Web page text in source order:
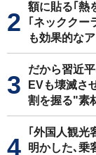
額に貼る｢熱
｢ネッククー
も効果的な
だから習近
EVも壊滅さ
割を握る"素
｢外国人観光
明かした､乗